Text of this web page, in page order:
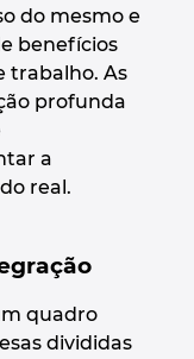
do mesmo e
benefícios
trabalho. As
profunda
a
real.
quadro
divididas